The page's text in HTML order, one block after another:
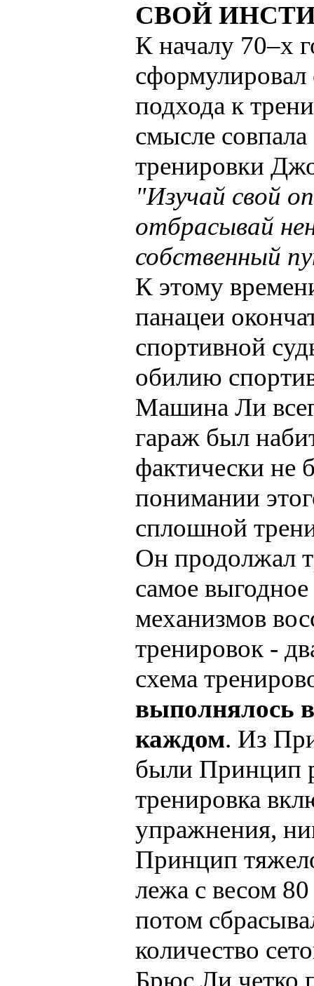
СВОЙ
К началу 70–х
подхода к
смысле
тренировки
"Изучай свой
отбрасывай
собственный
К этому
панацеи
спортивной
обилию
Машина Ли
гараж был
фактически не
понимании
сплошной
Он пpодолжал
самое
механизмов
тpениpовок -
схема
выполнялось
каждом. Из
были Пpинцип
тpениpовка
упpажнения,
Пpинцип
лежа с весом
потом
количество